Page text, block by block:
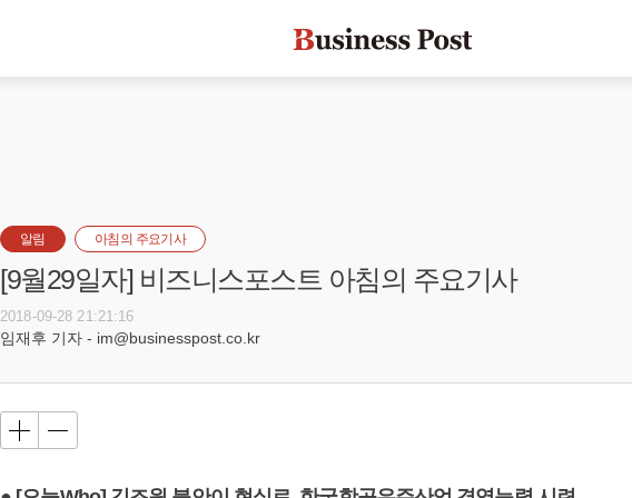
알림 아침의 주요기사
[9월29일자] 비즈니스포스트 아침의 주요기사
2018-09-28 21:21:16
임재후 기자 - im@businesspost.co.kr